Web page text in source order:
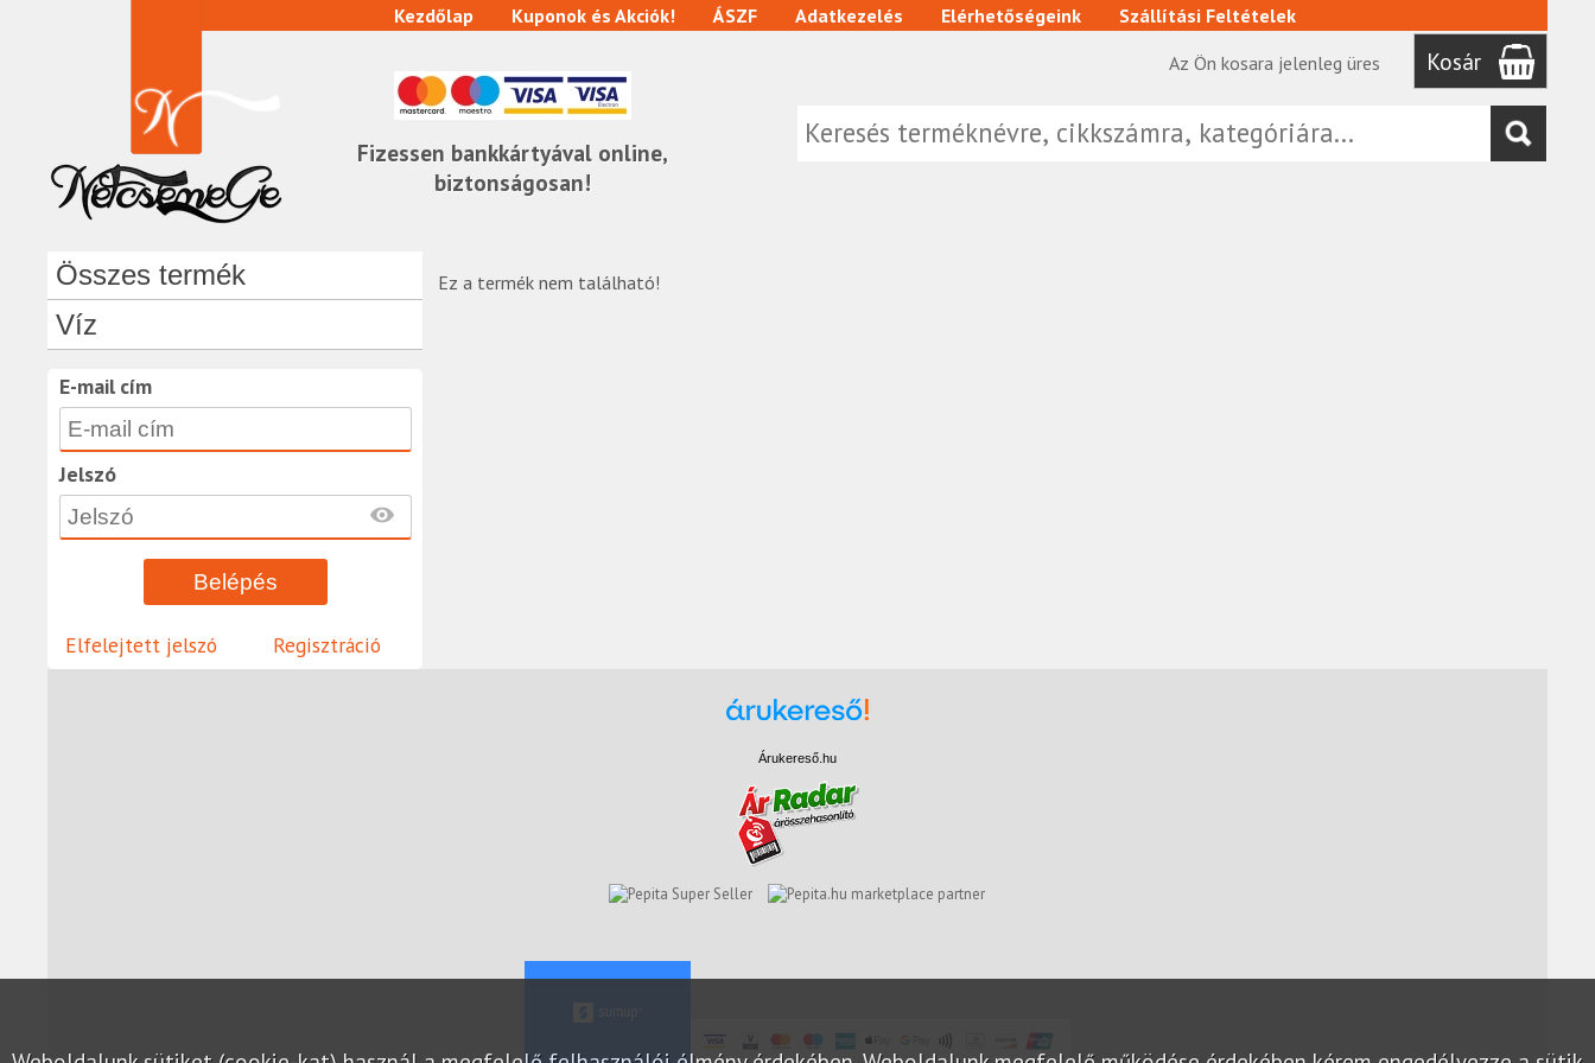
Fizessen bankkártyával online,
biztonságosan!
Kezdőlap Kuponok és Akciók! ÁSZF Adatkezelés Elérhetőségeink
Szállítási Feltételek
Az Ön kosara jelenleg üres
Kosár
Összes termék
Víz
E-mail cím
Jelszó
Elfelejtett jelszó Regisztráció
Ez a termék nem található!
Árukereső.hu
marketplace partner